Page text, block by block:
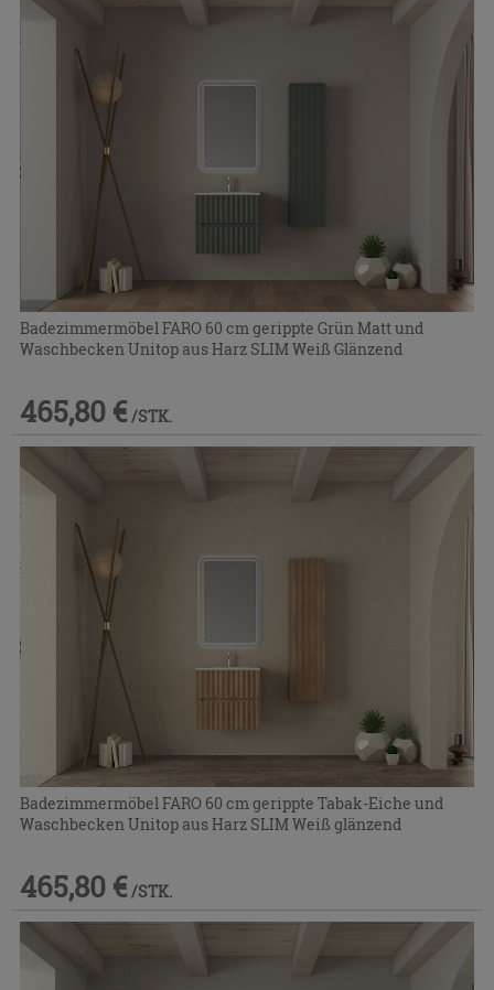
Badezimmermöbel FARO 60 cm gerippte Grün Matt und
Waschbecken Unitop aus Harz SLIM Weiß Glänzend
465,80 € /STK.
Badezimmermöbel FARO 60 cm gerippte Tabak-Eiche und
Waschbecken Unitop aus Harz SLIM Weiß glänzend
465,80 € /STK.